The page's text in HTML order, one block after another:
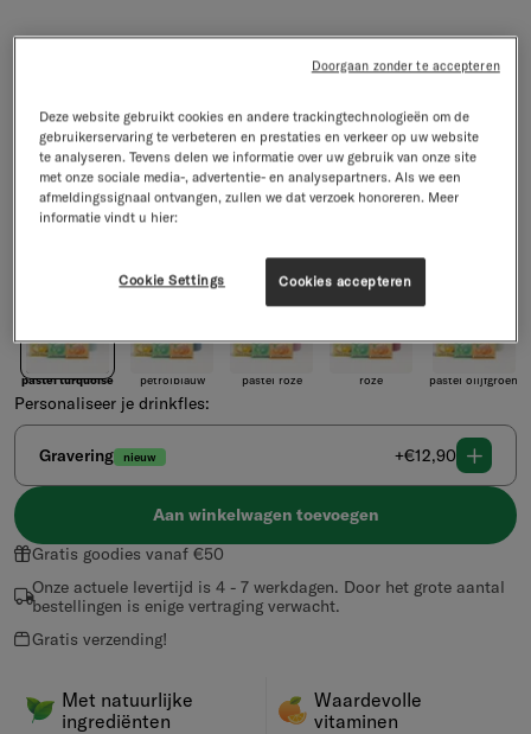
Starterset voor 30 dagen met rvs fles
60 drankjes · Suikervrij · Rvs fles
Normale prijs
€74,85Kortingsprijs
€49,99 -33%
pastel turquoise
petrolblauw
petrolblauw
pastel roze
pastel roze roze pastel olijfgroen
Personaliseer je drinkfles:
Gravering nieuw
Normale
+€12,90
Aan winkelwagen toevoegen
Gratis goodies vanaf €50
Onze actuele levertijd is 4 - 7 werkdagen. Door het grote aantal
bestellingen is enige vertraging verwacht.
Gratis verzending!
Met natuurlijke
ingrediënten
Waardevolle
vitaminen
Deze website gebruikt cookies en andere trackingtechnologieën om de
gebruikerservaring te verbeteren en prestaties en verkeer op uw website
te analyseren. Tevens delen we informatie over uw gebruik van onze site
met onze sociale media-, advertentie- en analysepartners. Als we een
afmeldingssignaal ontvangen, zullen we dat verzoek honoreren. Meer
informatie vindt u hier:
Cookies accepteren
Cookie Settings
Doorgaan zonder te accepteren